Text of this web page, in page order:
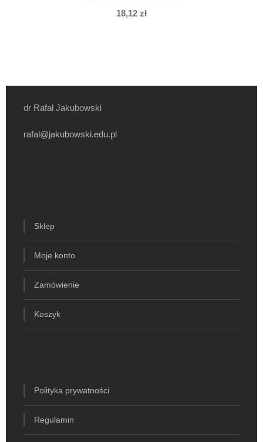
18,12 zł
dr Rafał Jakubowski
rafal@jakubowski.edu.pl
Sklep
Moje konto
Zamówienie
Koszyk
Polityka prywatności
Regulamin